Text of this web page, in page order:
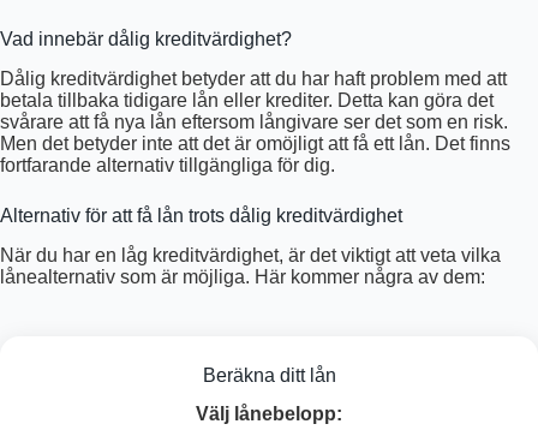
Vad innebär dålig kreditvärdighet?
Dålig kreditvärdighet betyder att du har haft problem med att
betala tillbaka tidigare lån eller krediter. Detta kan göra det
svårare att få nya lån eftersom långivare ser det som en risk.
Men det betyder inte att det är omöjligt att få ett lån. Det finns
fortfarande alternativ tillgängliga för dig.
Alternativ för att få lån trots dålig kreditvärdighet
När du har en låg kreditvärdighet, är det viktigt att veta vilka
lånealternativ som är möjliga. Här kommer några av dem:
Beräkna ditt lån
Välj lånebelopp: